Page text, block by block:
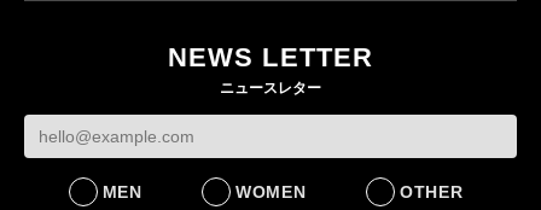
NEWS LETTER
ニュースレター
MEN WOMEN OTHER